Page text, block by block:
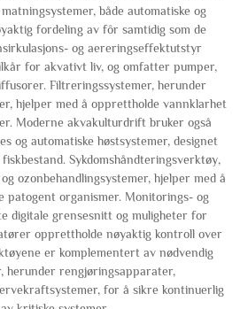
både automatiske og
fordeling av fôr samtidig som de
og aereringseffektutstyr
for akvativt liv, og omfatter pumper,
Filtreringssystemer, herunder
hjelper med å opprettholde vannklarhet
Moderne akvakulturdrift bruker også
og automatiske høstsystemer, designet
Sykdomshåndteringsverktøy,
ozonbehandlingsystemer, hjelper med å
patogent organismer. Monitorings- og
digitale grensesnitt og muligheter for
opprettholde nøyaktig kontroll over
er komplementert av nødvendig
herunder rengjøringsapparater,
for å sikre kontinuerlig